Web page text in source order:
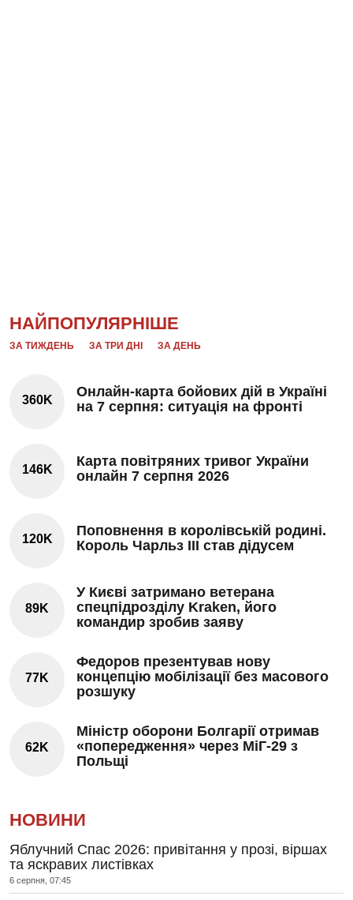
НАЙПОПУЛЯРНІШЕ
ЗА ТИЖДЕНЬ ЗА ТРИ ДНІ ЗА ДЕНЬ
360K
Онлайн-карта бойових дій в Україні
на 7 серпня: ситуація на фронті
146K
Карта повітряних тривог України
онлайн 7 серпня 2026
120K
Поповнення в королівській родині.
Король Чарльз III став дідусем
89K
У Києві затримано ветерана
спецпідрозділу Kraken, його
командир зробив заяву
77K
Федоров презентував нову
концепцію мобілізації без масового
розшуку
62K
Міністр оборони Болгарії отримав
«попередження» через МіГ-29 з
Польщі
НОВИНИ
Яблучний Спас 2026: привітання у прозі, віршах
та яскравих листівках
6 серпня, 07:45